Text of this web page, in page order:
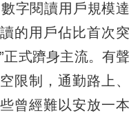
字閱讀用戶規模達
的用戶佔比首次突
正式躋身主流。有聲
限制，通勤路上、
曾經難以安放一本